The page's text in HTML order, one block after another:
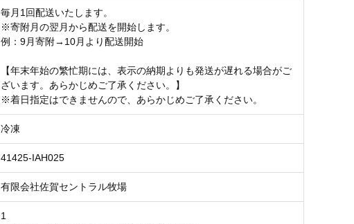
毎月1回配送いたします。
※寄附月の翌月から配送を開始します。
例：9月寄附→10月より配送開始
【年末年始の繁忙期には、表示の納期よりも発送が遅れる場合がご
ざいます。あらかじめご了承ください。】
※着日指定はできませんので、あらかじめご了承ください。
冷凍
41425-IAH025
有限会社佐賀セントラル牧場
1